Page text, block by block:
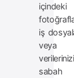
içindeki
iş
veya
sabah